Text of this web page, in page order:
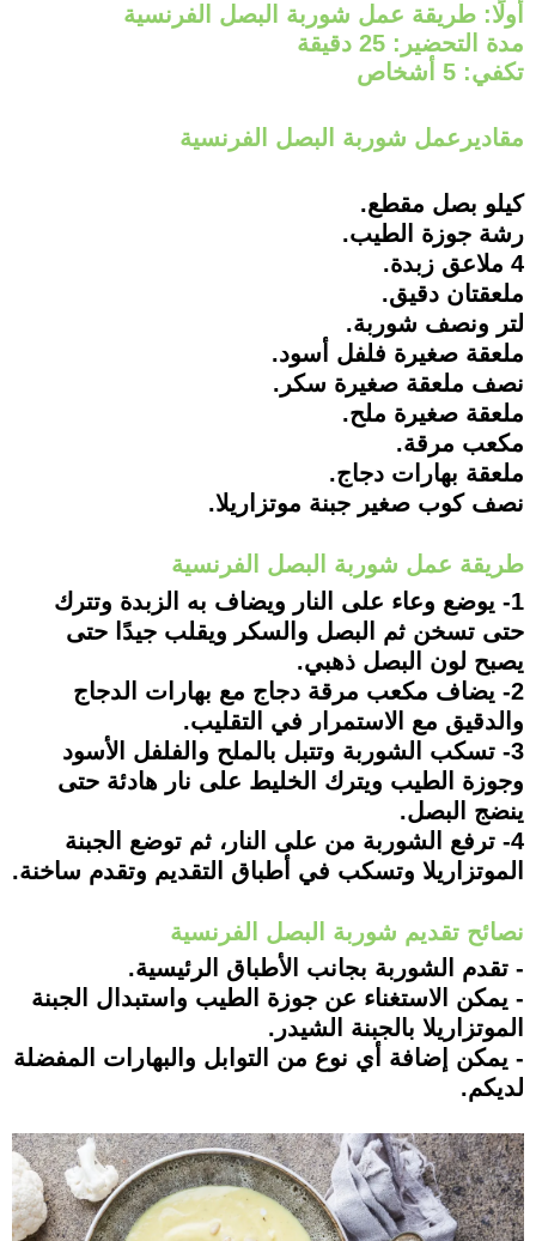
أولًا: طريقة عمل شوربة البصل الفرنسية
مدة التحضير: 25 دقيقة
تكفي: 5 أشخاص
مقاديرعمل شوربة البصل الفرنسية
كيلو بصل مقطع.
رشة جوزة الطيب.
4 ملاعق زبدة.
ملعقتان دقيق.
لتر ونصف شوربة.
ملعقة صغيرة فلفل أسود.
نصف ملعقة صغيرة سكر.
ملعقة صغيرة ملح.
مكعب مرقة.
ملعقة بهارات دجاج.
نصف كوب صغير جبنة موتزاريلا.
طريقة عمل شوربة البصل الفرنسية
1- يوضع وعاء على النار ويضاف به الزبدة وتترك
حتى تسخن ثم البصل والسكر ويقلب جيدًا حتى
يصبح لون البصل ذهبي.
2- يضاف مكعب مرقة دجاج مع بهارات الدجاج
والدقيق مع الاستمرار في التقليب.
3- تسكب الشوربة وتتبل بالملح والفلفل الأسود
وجوزة الطيب ويترك الخليط على نار هادئة حتى
ينضج البصل.
4- ترفع الشوربة من على النار، ثم توضع الجبنة
الموتزاريلا وتسكب في أطباق التقديم وتقدم ساخنة.
نصائح تقديم شوربة البصل الفرنسية
- تقدم الشوربة بجانب الأطباق الرئيسية.
- يمكن الاستغناء عن جوزة الطيب واستبدال الجبنة
الموتزاريلا بالجبنة الشيدر.
- يمكن إضافة أي نوع من التوابل والبهارات المفضلة
لديكم.